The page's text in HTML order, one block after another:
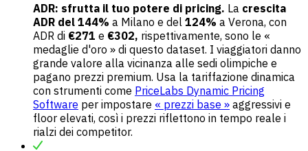
ADR: sfrutta il tuo potere di pricing. La crescita
ADR del 144% a Milano e del 124% a Verona, con
ADR di €271 e €302, rispettivamente, sono le «
medaglie d'oro » di questo dataset. I viaggiatori danno
grande valore alla vicinanza alle sedi olimpiche e
pagano prezzi premium. Usa la tariffazione dinamica
con strumenti come PriceLabs Dynamic Pricing
Software per impostare « prezzi base » aggressivi e
floor elevati, così i prezzi riflettono in tempo reale i
rialzi dei competitor.